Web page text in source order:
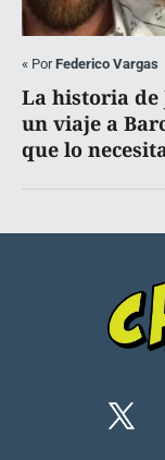
« PorFederico Vargas
La historia de
un viaje a
que lo